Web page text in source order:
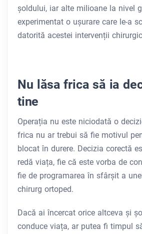
șoldului, iar alte milioane la nivel
experimentat o ușurare care le-a
datorită acestei intervenții
Nu lăsa frica să ia
tine
Operația nu este niciodată o
frica nu ar trebui să fie motivul
blocat în durere. Decizia corectă
redă viața, fie că este vorba de
fie de programarea în sfârșit a
chirurg ortoped.
Dacă ai încercat orice altceva și
conduce viața, ar putea fi timpul